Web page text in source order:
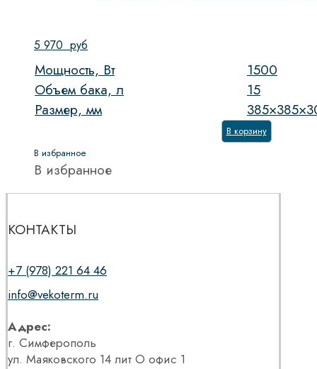
5 970 руб
Мощность, Вт
1500
Объем бака, л
15
Размер, мм
В корзину
В избранное
В избранное
КОНТАКТЫ
+7 (978) 221 64 46
info@vekoterm.ru
Адрес:
г. Симферополь
ул. Маяковского 14 лит О офис 1